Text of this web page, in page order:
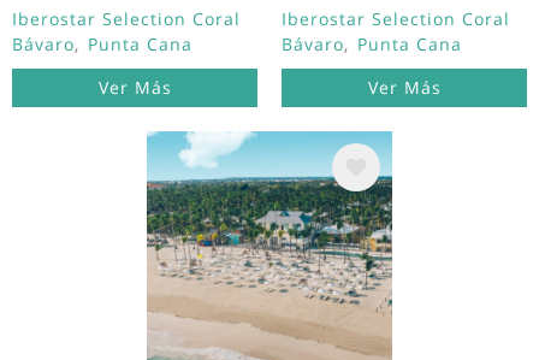
Iberostar Selection Coral
Bávaro
Punta Cana
Ver Más
Iberostar Selection Coral
Bávaro
Punta Cana
Ver Más
Image